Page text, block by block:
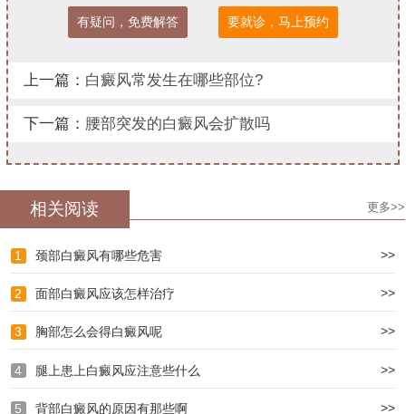
有疑问，免费解答 要就诊，马上预约
上一篇： 白癜风常发生在哪些部位?
下一篇： 腰部突发的白癜风会扩散吗
相关阅读 更多>>
1 颈部白癜风有哪些危害 >>
2 面部白癜风应该怎样治疗 >>
3 胸部怎么会得白癜风呢 >>
4 腿上患上白癜风应注意些什么 >>
5 背部白癜风的原因有那些啊 >>